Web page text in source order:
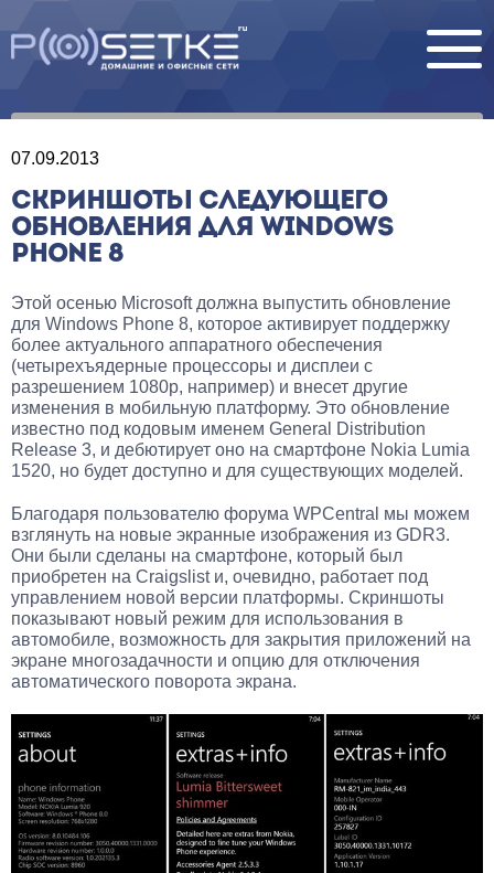
07.09.2013
СКРИНШОТЫ СЛЕДУЮЩЕГО
ОБНОВЛЕНИЯ ДЛЯ WINDOWS
PHONE 8
Этой осенью Microsoft должна выпустить обновление
для Windows Phone 8, которое активирует поддержку
более актуального аппаратного обеспечения
(четырехъядерные процессоры и дисплеи с
разрешением 1080p, например) и внесет другие
изменения в мобильную платформу. Это обновление
известно под кодовым именем General Distribution
Release 3, и дебютирует оно на смартфоне Nokia Lumia
1520, но будет доступно и для существующих моделей.
Благодаря пользователю форума WPCentral мы можем
взглянуть на новые экранные изображения из GDR3.
Они были сделаны на смартфоне, который был
приобретен на Craigslist и, очевидно, работает под
управлением новой версии платформы. Скриншоты
показывают новый режим для использования в
автомобиле, возможность для закрытия приложений на
экране многозадачности и опцию для отключения
автоматического поворота экрана.